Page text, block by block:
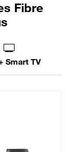
Fibre
Smart TV
Fibre